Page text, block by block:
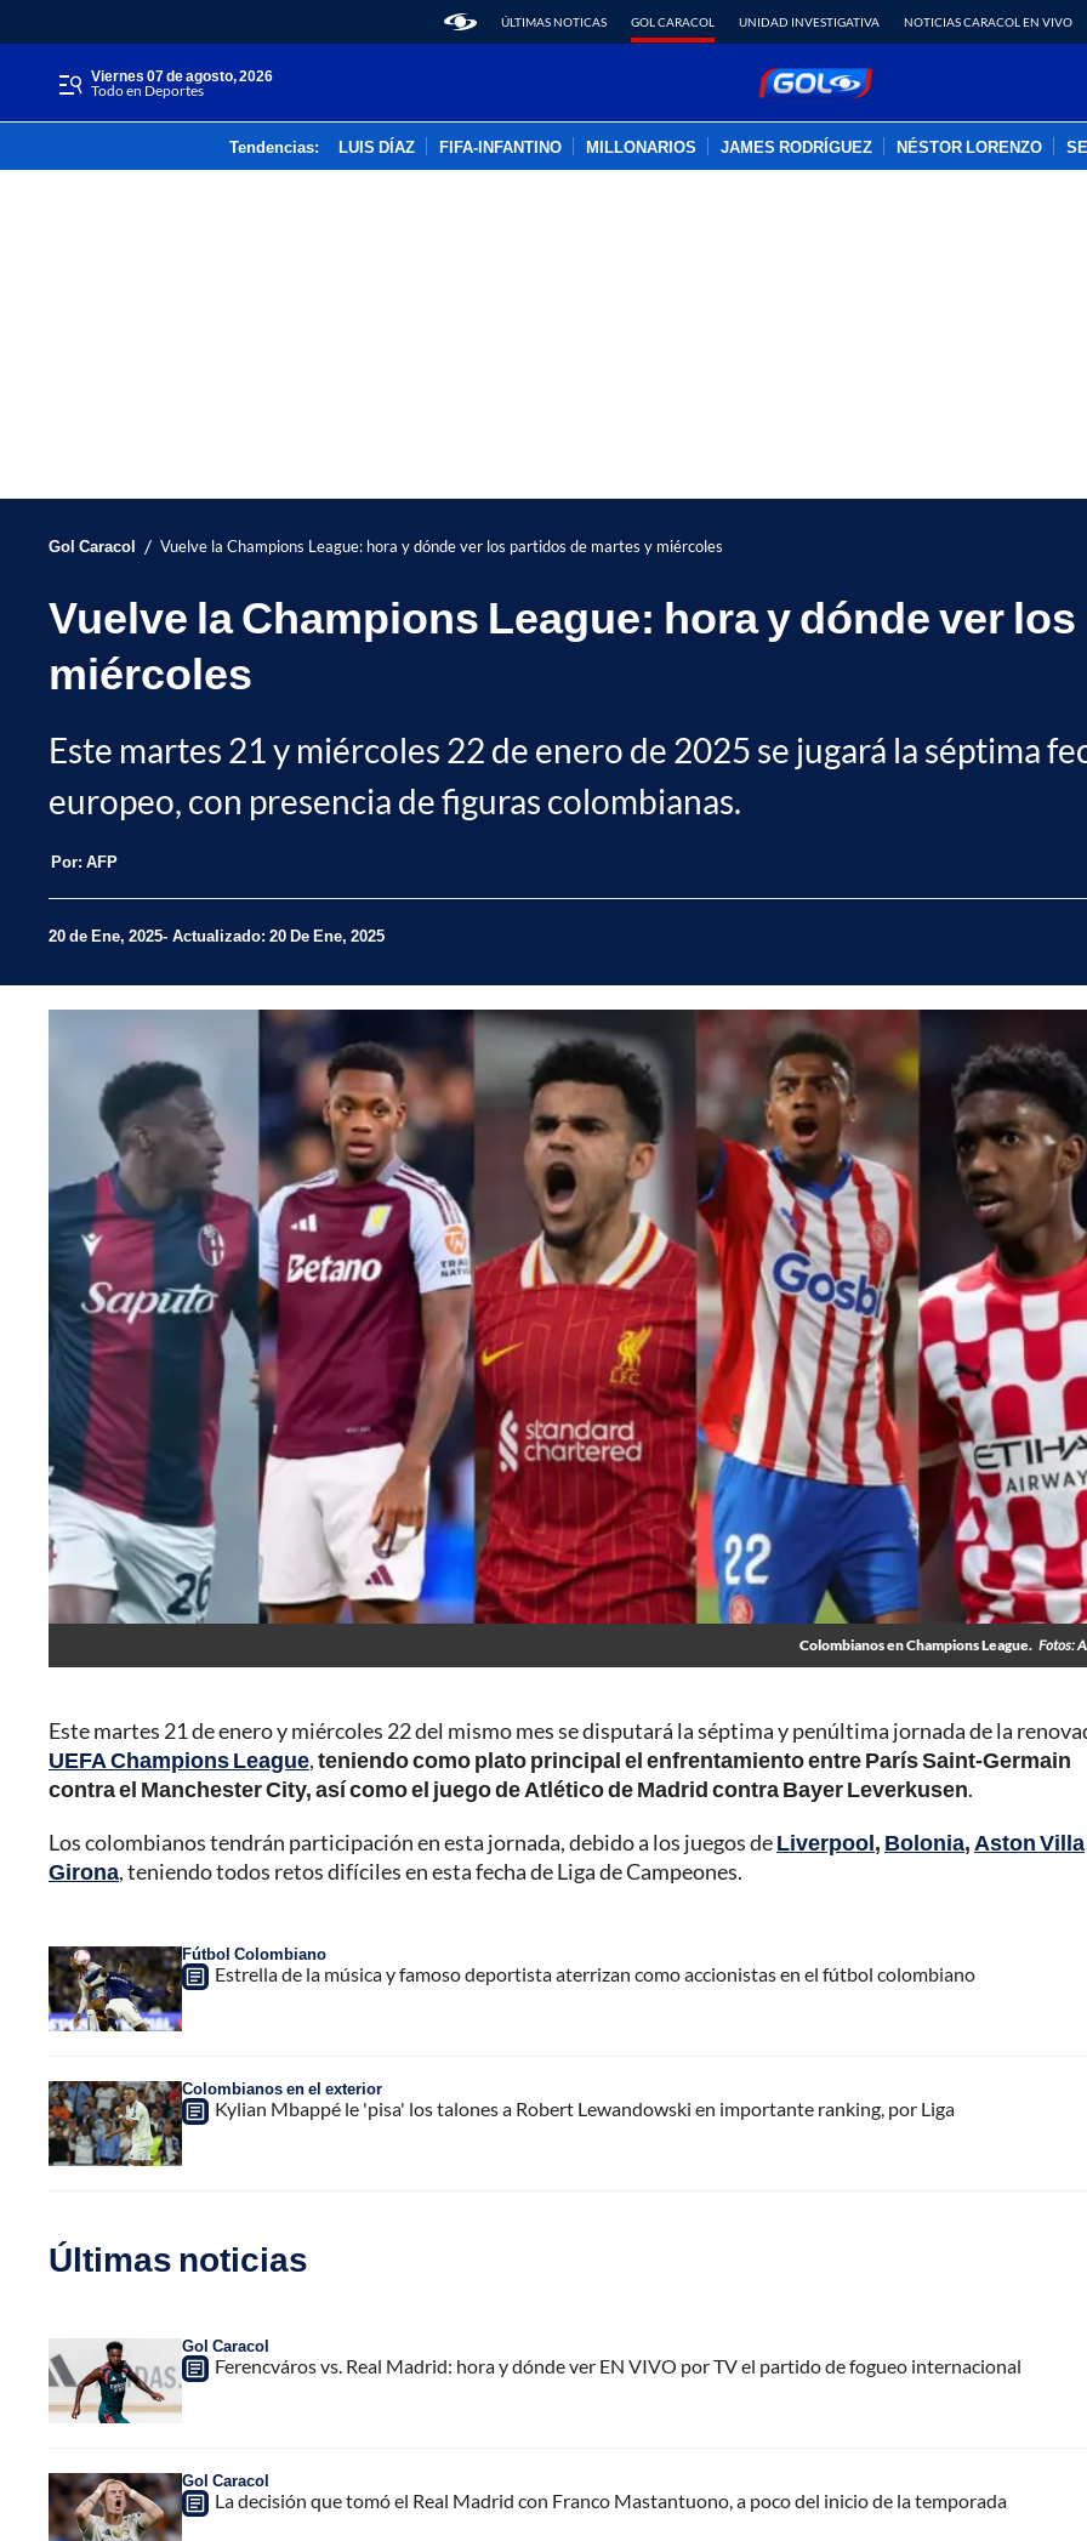
ÚLTIMAS NOTICAS GOL CARACOL UNIDAD INVESTIGATIVA NOTICIAS CARACOL EN VIVO
viernes 07 de agosto, 2026
Todo en Deportes
Tendencias: LUIS DÍAZ FIFA-INFANTINO MILLONARIOS JAMES RODRÍGUEZ NÉSTOR LORENZO
Gol Caracol / Vuelve la Champions League: hora y dónde ver los partidos de martes y miércoles
Vuelve la Champions League: hora y dónde ver
miércoles
Este martes 21 y miércoles 22 de enero de 2025 se jugará la séptima
europeo, con presencia de figuras colombianas.
Por: AFP
20 de Ene, 2025 Actualizado: 20 De Ene, 2025
Colombianos en Champions League. Fotos:
Este martes 21 de enero y miércoles 22 del mismo mes se disputará la séptima y penúltima jornada de la
UEFA Champions League,teniendo como plato principal el enfrentamiento entre París Saint-Germain
contra el Manchester City, así como el juego de Atlético de Madrid contra Bayer Leverkusen.
Los colombianos tendrán participación en esta jornada, debido a los juegos deLiverpool, Bolonia, Aston Villa
Girona, teniendo todos retos difíciles en esta fecha de Liga de Campeones.
Fútbol Colombiano
Estrella de la música y famoso deportista aterrizan como accionistas en el fútbol colombiano
Colombianos en el exterior
Kylian Mbappé le 'pisa' los talones a Robert Lewandowski en importante ranking, por Liga
Últimas noticias
Gol Caracol
Ferencváros vs. Real Madrid: hora y dónde ver EN VIVO por TV el partido de fogueo internacional
Gol Caracol
La decisión que tomó el Real Madrid con Franco Mastantuono, a poco del inicio de la temporada